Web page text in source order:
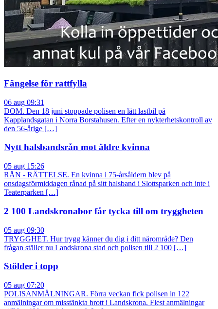
Fängelse för rattfylla
06 aug 09:31
DOM. Den 18 juni stoppade polisen en lätt lastbil på
Kapplandsgatan i Norra Borstahusen. Efter en nykterhetskontroll av
den 56-årige […]
Nytt halsbandsrån mot äldre kvinna
05 aug 15:26
RÅN - RÄTTELSE. En kvinna i 75-årsåldern blev på
onsdagsförmiddagen rånad på sitt halsband i Slottsparken och inte i
Teaterparken […]
2 100 Landskronabor får tycka till om tryggheten
05 aug 09:30
TRYGGHET. Hur trygg känner du dig i ditt närområde? Den
frågan ställer nu Landskrona stad och polisen till 2 100 […]
Stölder i topp
05 aug 07:20
POLISANMÄLNINGAR. Förra veckan fick polisen in 122
anmälningar om misstänkta brott i Landskrona. Flest anmälningar